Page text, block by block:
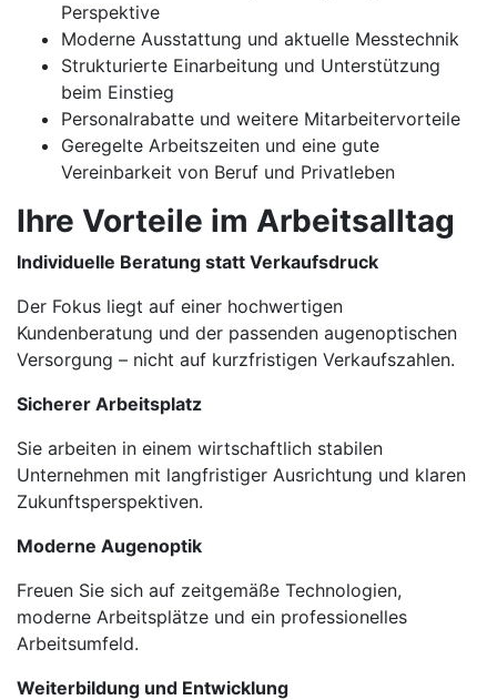
Perspektive
Moderne Ausstattung und aktuelle Messtechnik
Strukturierte Einarbeitung und Unterstützung
beim Einstieg
Personalrabatte und weitere Mitarbeitervorteile
Geregelte Arbeitszeiten und eine gute
Vereinbarkeit von Beruf und Privatleben
Ihre Vorteile im Arbeitsalltag
Individuelle Beratung statt Verkaufsdruck
Der Fokus liegt auf einer hochwertigen
Kundenberatung und der passenden augenoptischen
Versorgung – nicht auf kurzfristigen Verkaufszahlen.
Sicherer Arbeitsplatz
Sie arbeiten in einem wirtschaftlich stabilen
Unternehmen mit langfristiger Ausrichtung und klaren
Zukunftsperspektiven.
Moderne Augenoptik
Freuen Sie sich auf zeitgemäße Technologien,
moderne Arbeitsplätze und ein professionelles
Arbeitsumfeld.
Weiterbildung und Entwicklung